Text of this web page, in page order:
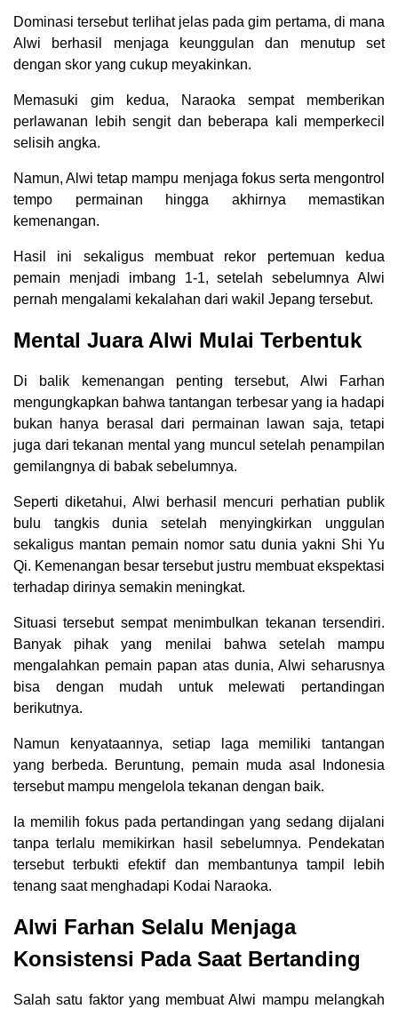
Dominasi tersebut terlihat jelas pada gim pertama, di mana
Alwi berhasil menjaga keunggulan dan menutup set
dengan skor yang cukup meyakinkan.
Memasuki gim kedua, Naraoka sempat memberikan
perlawanan lebih sengit dan beberapa kali memperkecil
selisih angka.
Namun, Alwi tetap mampu menjaga fokus serta mengontrol
tempo permainan hingga akhirnya memastikan
kemenangan.
Hasil ini sekaligus membuat rekor pertemuan kedua
pemain menjadi imbang 1-1, setelah sebelumnya Alwi
pernah mengalami kekalahan dari wakil Jepang tersebut.
Mental Juara Alwi Mulai Terbentuk
Di balik kemenangan penting tersebut, Alwi Farhan
mengungkapkan bahwa tantangan terbesar yang ia hadapi
bukan hanya berasal dari permainan lawan saja, tetapi
juga dari tekanan mental yang muncul setelah penampilan
gemilangnya di babak sebelumnya.
Seperti diketahui, Alwi berhasil mencuri perhatian publik
bulu tangkis dunia setelah menyingkirkan unggulan
sekaligus mantan pemain nomor satu dunia yakni Shi Yu
Qi. Kemenangan besar tersebut justru membuat ekspektasi
terhadap dirinya semakin meningkat.
Situasi tersebut sempat menimbulkan tekanan tersendiri.
Banyak pihak yang menilai bahwa setelah mampu
mengalahkan pemain papan atas dunia, Alwi seharusnya
bisa dengan mudah untuk melewati pertandingan
berikutnya.
Namun kenyataannya, setiap laga memiliki tantangan
yang berbeda. Beruntung, pemain muda asal Indonesia
tersebut mampu mengelola tekanan dengan baik.
Ia memilih fokus pada pertandingan yang sedang dijalani
tanpa terlalu memikirkan hasil sebelumnya. Pendekatan
tersebut terbukti efektif dan membantunya tampil lebih
tenang saat menghadapi Kodai Naraoka.
Alwi Farhan Selalu Menjaga
Konsistensi Pada Saat Bertanding
Salah satu faktor yang membuat Alwi mampu melangkah